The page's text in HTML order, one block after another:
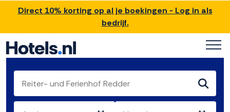
Direct 10% korting op al je boekingen - Log in als
bedrijf.